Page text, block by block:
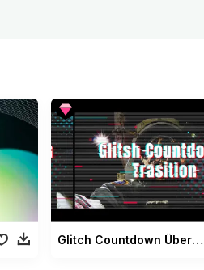
Glitch Countdown Übergang